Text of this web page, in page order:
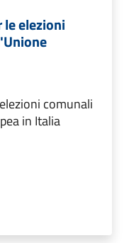
elezioni
comunali
in Italia